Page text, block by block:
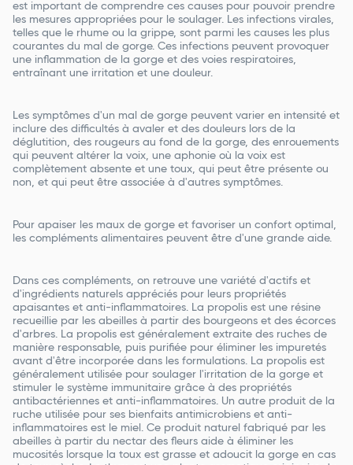
est important de comprendre ces causes pour pouvoir prendre
les mesures appropriées pour le soulager. Les infections virales,
telles que le rhume ou la grippe, sont parmi les causes les plus
courantes du mal de gorge. Ces infections peuvent provoquer
une inflammation de la gorge et des voies respiratoires,
entraînant une irritation et une douleur.
Les symptômes d'un mal de gorge peuvent varier en intensité et
inclure des difficultés à avaler et des douleurs lors de la
déglutition, des rougeurs au fond de la gorge, des enrouements
qui peuvent altérer la voix, une aphonie où la voix est
complètement absente et une toux, qui peut être présente ou
non, et qui peut être associée à d'autres symptômes.
Pour apaiser les maux de gorge et favoriser un confort optimal,
les compléments alimentaires peuvent être d'une grande aide.
Dans ces compléments, on retrouve une variété d'actifs et
d'ingrédients naturels appréciés pour leurs propriétés
apaisantes et anti-inflammatoires. La propolis est une résine
recueillie par les abeilles à partir des bourgeons et des écorces
d'arbres. La propolis est généralement extraite des ruches de
manière responsable, puis purifiée pour éliminer les impuretés
avant d'être incorporée dans les formulations. La propolis est
généralement utilisée pour soulager l'irritation de la gorge et
stimuler le système immunitaire grâce à des propriétés
antibactériennes et anti-inflammatoires. Un autre produit de la
ruche utilisée pour ses bienfaits antimicrobiens et anti-
inflammatoires est le miel. Ce produit naturel fabriqué par les
abeilles à partir du nectar des fleurs aide à éliminer les
mucosités lorsque la toux est grasse et adoucit la gorge en cas